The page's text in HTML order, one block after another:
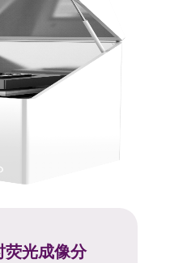
光成像分